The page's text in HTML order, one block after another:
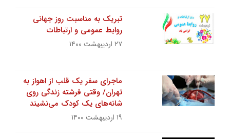
تبریک به مناسبت روز جهانی
روابط عمومی و ارتباطات
۲۷ اردیبهشت ۱۴۰۰
ماجرای سفر یک قلب از اهواز به
تهران/ وقتی فرشته زندگی روی
شانه‌های یک کودک می‌نشیند
۱۹ اردیبهشت ۱۴۰۰